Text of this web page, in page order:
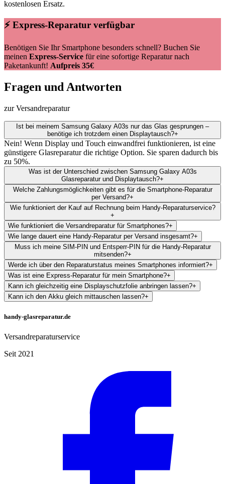
kostenlosen Ersatz.
⚡ Express-Reparatur verfügbar
Benötigen Sie Ihr Smartphone besonders schnell? Buchen Sie
meinen Express-Service für eine sofortige Reparatur nach
Paketankunft! Aufpreis 35€
Fragen und Antworten
zur Versandreparatur
Ist bei meinem Samsung Galaxy A03s nur das Glas gesprungen –
benötige ich trotzdem einen Displaytausch?+
Nein! Wenn Display und Touch einwandfrei funktionieren, ist eine
günstigere Glasreparatur die richtige Option. Sie sparen dadurch bis
zu 50%.
Was ist der Unterschied zwischen Samsung Galaxy A03s
Glasreparatur und Displaytausch?+
Welche Zahlungsmöglichkeiten gibt es für die Smartphone-Reparatur
per Versand?+
Wie funktioniert der Kauf auf Rechnung beim Handy-Reparaturservice?
+
Wie funktioniert die Versandreparatur für Smartphones?+
Wie lange dauert eine Handy-Reparatur per Versand insgesamt?+
Muss ich meine SIM-PIN und Entsperr-PIN für die Handy-Reparatur
mitsenden?+
Werde ich über den Reparaturstatus meines Smartphones informiert?+
Was ist eine Express-Reparatur für mein Smartphone?+
Kann ich gleichzeitig eine Displayschutzfolie anbringen lassen?+
Kann ich den Akku gleich mittauschen lassen?+
handy-glasreparatur.de
Versandreparaturservice
Seit 2021